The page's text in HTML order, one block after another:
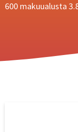
600 makuualusta